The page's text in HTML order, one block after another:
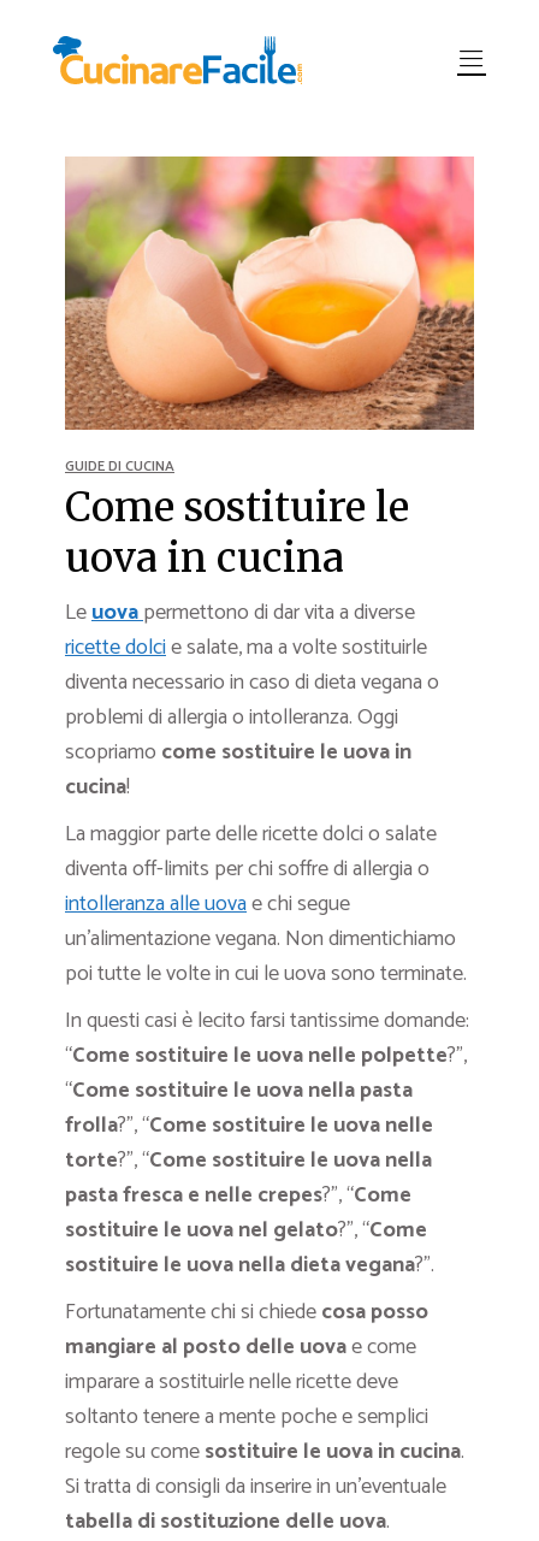
GUIDE DI CUCINA
Come sostituire le
uova in cucina
Leuovapermettono di dar vita a diverse
ricette dolcie salate, ma a volte sostituirle
diventa necessario in caso di dieta vegana o
problemi di allergia o intolleranza. Oggi
scopriamo come sostituire le uova in
cucina!
La maggior parte delle ricette dolci o salate
diventa off-limits per chi soffre di allergia o
intolleranza alle uovae chi segue
un’alimentazione vegana. Non dimentichiamo
poi tutte le volte in cui le uova sono terminate.
In questi casi è lecito farsi tantissime domande:
“Come sostituire le uova nelle polpette?”,
“Come sostituire le uova nella pasta
frolla?”, “Come sostituire le uova nelle
torte?”, “Come sostituire le uova nella
pasta fresca e nelle crepes?”, “Come
sostituire le uova nel gelato?”, “Come
sostituire le uova nella dieta vegana?”.
Fortunatamente chi si chiedecosa posso
mangiare al posto delle uovae come
imparare a sostituirle nelle ricette deve
soltanto tenere a mente poche e semplici
regole su comesostituire le uova in cucina.
Si tratta di consigli da inserire in un’eventuale
tabella di sostituzione delle uova.